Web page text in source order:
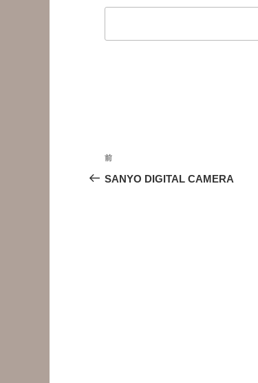
投
稿
前
の
前
SANYO DIGITAL CAMERA